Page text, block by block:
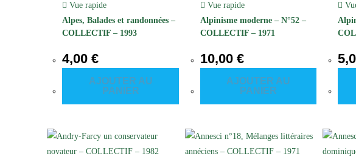
Vue rapide
Alpes, Balades et randonnées –
COLLECTIF – 1993
4,00€
AJOUTER AU
PANIER
Vue rapide
Alpinisme moderne – N°52 –
COLLECTIF – 1971
10,00 €
AJOUTER AU
PANIER